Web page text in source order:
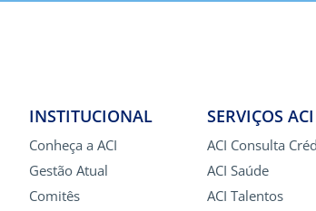
INSTITUCIONAL
Conheça a ACI
Gestão Atual
Comitês
SERVIÇOS ACI
ACI Consulta
ACI Saúde
ACI Talentos